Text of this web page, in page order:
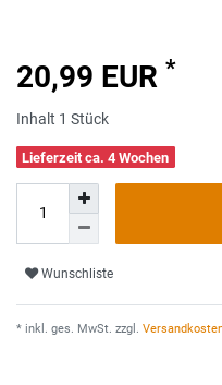
20,99 EUR *
Inhalt 1 Stück
Lieferzeit ca. 4 Wochen
Wunschliste
* inkl. ges. MwSt. zzgl.